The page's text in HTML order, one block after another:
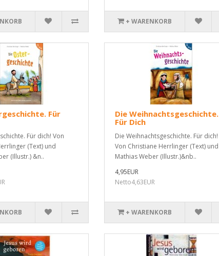
+ WARENKORB
Für
Für dich! Von
(Text) und
(Illustr.) &n..
Die Weihnachtsgeschichte.
Für Dich
Die Weihnachtsgeschichte. Für dich!
Von Christiane Herrlinger (Text) und
Mathias Weber (Illustr.)&nb..
4,95EUR
Netto4,63EUR
+ WARENKORB